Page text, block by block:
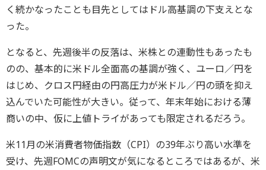
く続かなったことも目先としてはドル高基調の下支えとな
った。
となると、先週後半の反落は、米株との連動性もあったも
のの、基本的に米ドル全面高の基調が強く、ユーロ／円を
はじめ、クロス円経由の円高圧力が米ドル／円の頭を抑え
込んでいた可能性が大きい。従って、年末年始における薄
商いの中、仮に上値トライがあっても限定されるだろう。
米11月の米消費者物価指数（CPI）の39年ぶり高い水準を
受け、先週FOMCの声明文が気になるところではあるが、米